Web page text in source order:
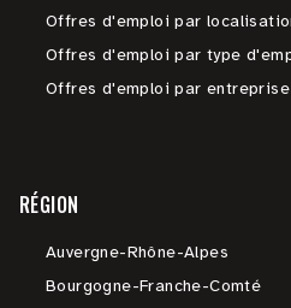
Offres d'emploi par
Offres d'emploi par type
Offres d'emploi par entreprise
RÉGION
Auvergne-Rhône-Alpes
Bourgogne-Franche-Comté